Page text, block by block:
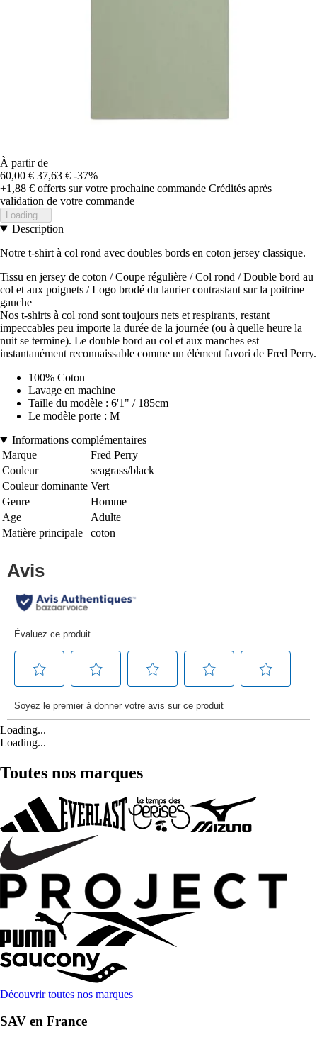
À partir de
60,00 € 37,63 € -37%
+1,88 € offerts sur votre prochaine commande Crédités après
validation de votre commande
Loading...
Description
Notre t-shirt à col rond avec doubles bords en coton jersey classique.
Tissu en jersey de coton / Coupe régulière / Col rond / Double bord au
col et aux poignets / Logo brodé du laurier contrastant sur la poitrine
gauche
Nos t-shirts à col rond sont toujours nets et respirants, restant
impeccables peu importe la durée de la journée (ou à quelle heure la
nuit se termine). Le double bord au col et aux manches est
instantanément reconnaissable comme un élément favori de Fred Perry.
100% Coton
Lavage en machine
Taille du modèle : 6'1" / 185cm
Le modèle porte : M
Informations complémentaires
Marque
Fred Perry
Couleur
seagrass/black
Couleur dominante Vert
Genre
Homme
Age
Adulte
Matière principale
coton
Loading...
Loading...
Toutes nos marques
Découvrir toutes nos marques
SAV en France